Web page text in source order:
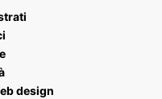
design